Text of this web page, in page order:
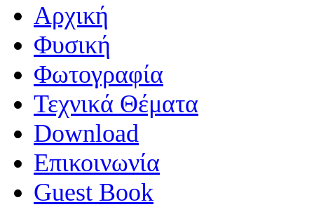
Aρχική
Φυσική
Φωτογραφία
Τεχνικά Θέματα
Download
Επικοινωνία
Guest Book